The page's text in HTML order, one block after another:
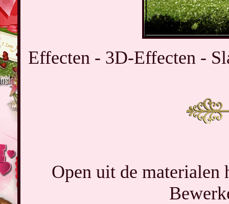
Effecten - 3D-Effecten -
Open uit de materialen